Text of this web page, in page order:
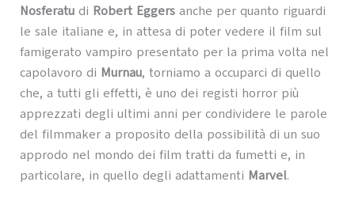
Nosferatudi Robert Eggersanche per quanto riguardi
le sale italiane e, in attesa di poter vedere il film sul
famigerato vampiro presentato per la prima volta nel
capolavoro di Murnau, torniamo a occuparci di quello
che, a tutti gli effetti, è uno dei registi horror più
apprezzati degli ultimi anni per condividere le parole
del filmmaker a proposito della possibilità di un suo
approdo nel mondo dei film tratti da fumetti e, in
particolare, in quello degli adattamenti Marvel.